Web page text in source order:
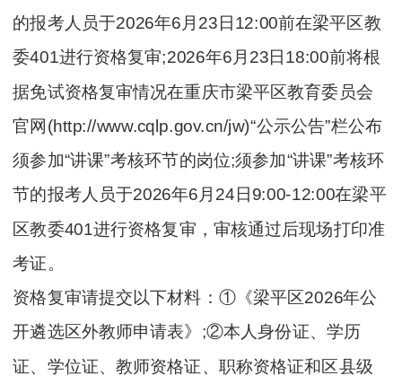
的报考人员于2026年6月23日12:00前在梁平区教
委401进行资格复审;2026年6月23日18:00前将根
据免试资格复审情况在重庆市梁平区教育委员会
官网(http://www.cqlp.gov.cn/jw)“公示公告”栏公布
须参加“讲课”考核环节的岗位;须参加“讲课”考核环
节的报考人员于2026年6月24日9:00-12:00在梁平
区教委401进行资格复审，审核通过后现场打印准
考证。
资格复审请提交以下材料：①《梁平区2026年公
开遴选区外教师申请表》;②本人身份证、学历
证、学位证、教师资格证、职称资格证和区县级